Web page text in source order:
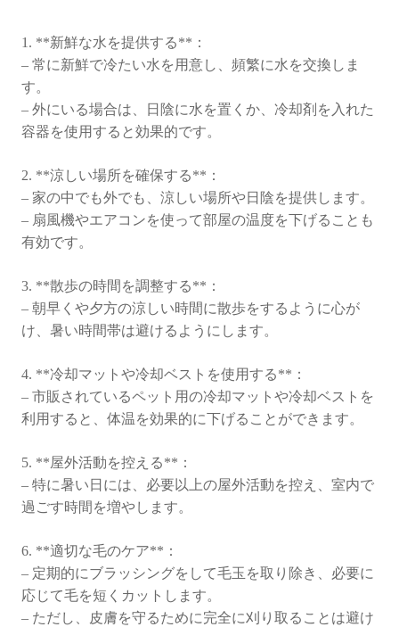
ト
移
火
葬
レ
モ
ニ
る
も
1. **新鮮な水を提供する**：
– 常に新鮮で冷たい水を用意し、頻繁に水を交換しま
す。
– 外にいる場合は、日陰に水を置くか、冷却剤を入れた
容器を使用すると効果的です。
2. **涼しい場所を確保する**：
– 家の中でも外でも、涼しい場所や日陰を提供します。
– 扇風機やエアコンを使って部屋の温度を下げることも
有効です。
3. **散歩の時間を調整する**：
– 朝早くや夕方の涼しい時間に散歩をするように心が
け、暑い時間帯は避けるようにします。
4. **冷却マットや冷却ベストを使用する**：
– 市販されているペット用の冷却マットや冷却ベストを
利用すると、体温を効果的に下げることができます。
5. **屋外活動を控える**：
– 特に暑い日には、必要以上の屋外活動を控え、室内で
過ごす時間を増やします。
6. **適切な毛のケア**：
– 定期的にブラッシングをして毛玉を取り除き、必要に
応じて毛を短くカットします。
– ただし、皮膚を守るために完全に刈り取ることは避け